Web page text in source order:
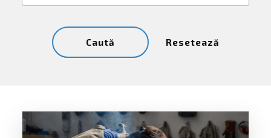
Resetează